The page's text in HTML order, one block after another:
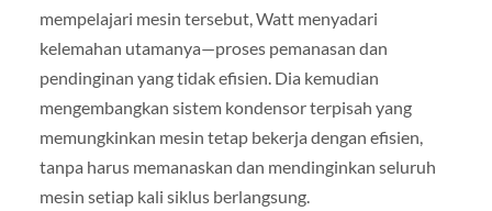
mempelajari mesin tersebut, Watt menyadari
kelemahan utamanya—proses pemanasan dan
pendinginan yang tidak efisien. Dia kemudian
mengembangkan sistem kondensor terpisah yang
memungkinkan mesin tetap bekerja dengan efisien,
tanpa harus memanaskan dan mendinginkan seluruh
mesin setiap kali siklus berlangsung.